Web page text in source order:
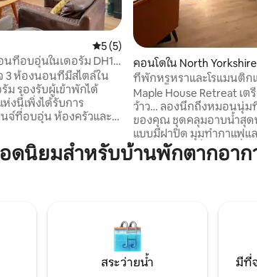
คะแนนเฉลี่ย 5 จาก 5, 5 รีวิว
5 (5)
ที่อบอุ่นในเดอรัม DH1 |
ดรถ
3 ห้องนอนที่มีสไตล์ใน
ม รองรับผู้เข้าพักได้
งนี้เพิ่งได้รับการ
นจ์ที่อบอุ่น ห้องครัวและ
มัยที่มีฝักบัวอาบน้ำ ห้อง
ห้องและห้องพักแบบ 2
บบครอบครัว หรือการ
ลัยดูรัม
คอนโดใน North Yorkshire
ที่พักหรูหราและโรแมนติก
อย่าพลาดนะ...
Maple House Retreat เ
ว้าว… ลองนึกถึงหมอนนุ่ม
ของคุณ ชุดคลุมอาบน้ำสุด
แบบมีฝาปิด มุมทำกาแฟแ
หวาน และมุมนั่งสบายที่มี
มาจากพื้นจรดเพดานที่ม
ชั้นเยี่ยมอยู่ใกล้ๆ สวรรค์แห่งความสงบและ
หรูหราที่มีเครื่องปรับอาก
ผ่อน! มีอะไรฉลองอยู่ใช่ไห
ที่พักที่สมบูรณ์แบบ!
ดนิยมสำหรับบ้านพักตากอาก
สระว่ายน้ำ มีที่